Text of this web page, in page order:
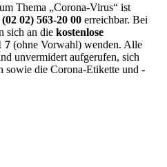
Thema „Corona-Virus“ ist
(02 02) 563-20 00 erreichbar. Bei
sich an die kostenlose
7 (ohne Vorwahl) wenden. Alle
unvermidert aufgerufen, sich
sowie die Corona-Etikette und -